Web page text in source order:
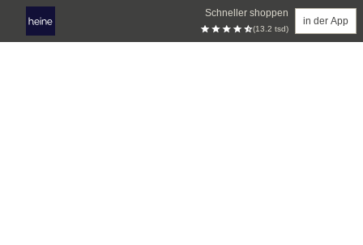
Schneller shoppen
(13.2 tsd)
in der App